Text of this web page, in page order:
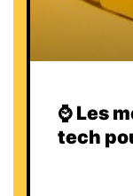
⌚️ Les
tech